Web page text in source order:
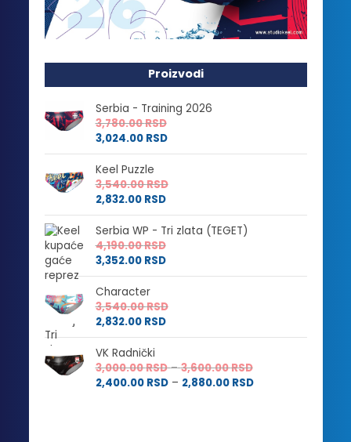
Proizvodi
Serbia - Training 2026
3,780.00RSD
3,024.00 RSD
Keel Puzzle
3,540.00RSD
2,832.00 RSD
Serbia WP - Tri zlata (TEGET)
4,190.00RSD
3,352.00 RSD
Character
3,540.00RSD
2,832.00 RSD
VK Radnički
3,000.00RSD – 3,600.00RSDRaspon
cena:
2,400.00 RSD – 2,880.00 RSDRaspon